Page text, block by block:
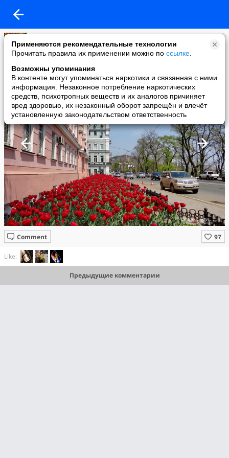
Применяются рекомендательные технологии
Прочитать правила их применении можно по ссылке
Возможны упоминания
В контенте могут упоминаться наркотики и связанная с ними
информация. Незаконное потребление наркотических
средств, психотропных веществ и их аналогов причиняет
вред здоровью, их незаконный оборот запрещён и влечёт
установленную законодательством ответственность
Svetl@n@
added a photo
29 Jun в 06:42
Comment
Like:
Предыдущие комментарии